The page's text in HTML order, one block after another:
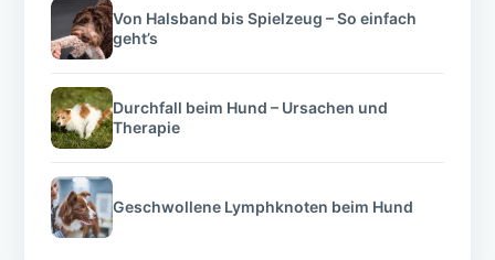
Von Halsband bis Spielzeug – So einfach
geht’s
Durchfall beim Hund – Ursachen und
Therapie
Geschwollene Lymphknoten beim Hund